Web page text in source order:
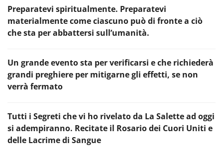
Preparatevi spiritualmente. Preparatevi
materialmente come ciascuno può di fronte a ciò
che sta per abbattersi sull’umanità.
Un grande evento sta per verificarsi e che richiederà
grandi preghiere per mitigarne gli effetti, se non
verrà fermato
Tutti i Segreti che vi ho rivelato da La Salette ad oggi
si adempiranno. Recitate il Rosario dei Cuori Uniti e
delle Lacrime di Sangue